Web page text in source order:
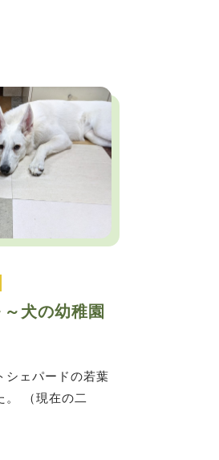
犬の幼稚園
シェパードの若葉
。 （現在の二